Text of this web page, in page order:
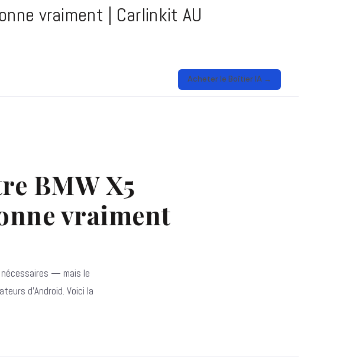
vraiment | Carlinkit AU
Acheter le Boîtier IA →
BMW X5
vraiment
nécessaires — mais le
d'Android. Voici la